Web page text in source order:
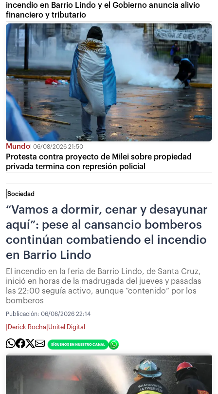
incendio en Barrio Lindo y el Gobierno anuncia alivio
financiero y tributario
Mundo 06/08/2026 21:50
Protesta contra proyecto de Milei sobre propiedad
privada termina con represión policial
Sociedad
“Vamos a dormir, cenar y desayunar
aquí”: pese al cansancio bomberos
continúan combatiendo el incendio
en Barrio Lindo
El incendio en la feria de Barrio Lindo, de Santa Cruz,
inició en horas de la madrugada del jueves y pasadas
las 22:00 seguía activo, aunque “contenido” por los
bomberos
Publicación: 06/08/2026 22:14
Derick Rocha Unitel Digital